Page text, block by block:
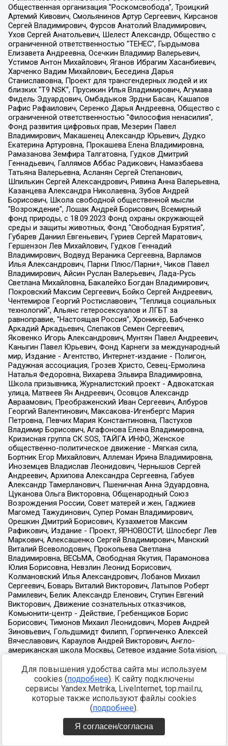
Для повышения удобства сайта мы используем
cookies (подробнее). К сайту подключены
сервисы Yandex.Metrika, LiveInternet, top.mail.ru,
которые также используют файлы cookies
(подробнее).
Я согласен/согласна